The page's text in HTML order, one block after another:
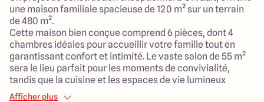
une maison familiale spacieuse de 120 m² sur un terrain
de 480 m².
Cette maison bien conçue comprend 6 pièces, dont 4
chambres idéales pour accueillir votre famille tout en
garantissant confort et intimité. Le vaste salon de 55 m²
sera le lieu parfait pour les moments de convivialité,
tandis que la cuisine et les espaces de vie lumineux
favoriseront les échanges en famille.
Afficher plus